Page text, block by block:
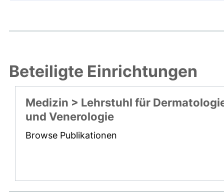
Beteiligte Einrichtungen
Medizin > Lehrstuhl für
und Venerologie
Browse Publikationen